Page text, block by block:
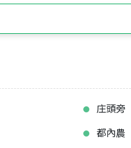
庄頭旁
都內農